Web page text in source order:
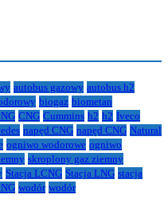
autobus gazowy autobus h2
biogaz biometan
CNG Cummins h2 h2 Iveco
napęd CNG napęd CNG Natural
ogniwo wodorowe ogniwo
skroplony gaz ziemny
Stacja LCNG Stacja LNG stacja
wodór wodór